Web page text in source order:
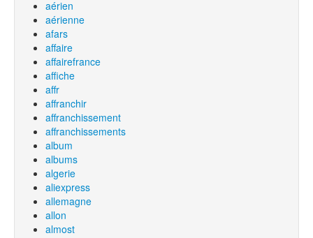
aérien
aérienne
afars
affaire
affairefrance
affiche
affr
affranchir
affranchissement
affranchissements
album
albums
algerie
aliexpress
allemagne
allon
almost